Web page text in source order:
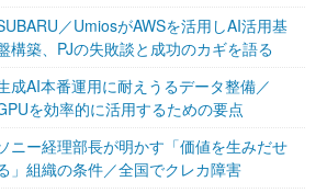
／UmiosがAWSを活用しAI活用基
構築、PJの失敗談と成功のカギを語る
成AI本番運用に耐えうるデータ整備／
を効率的に活用するための要点
ニー経理部長が明かす「価値を生みだせ
」組織の条件／全国でクレカ障害